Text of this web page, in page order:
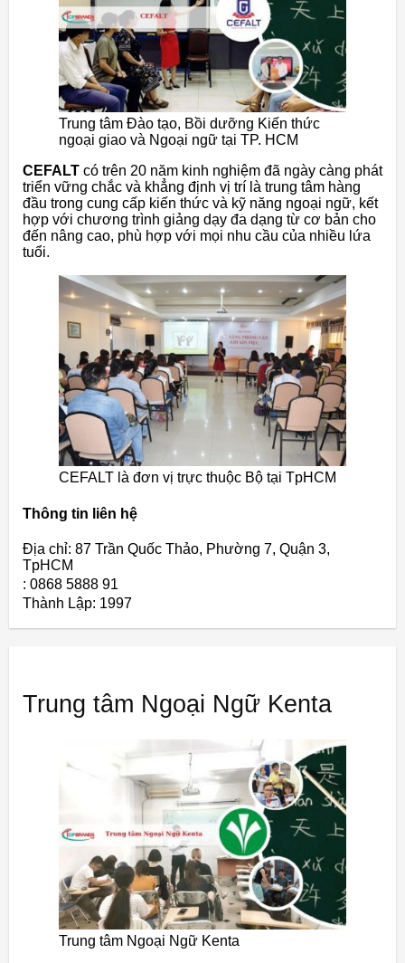
Trung tâm Đào tạo, Bồi dưỡng Kiến thức
ngoại giao và Ngoại ngữ tại TP. HCM
CEFALT có trên 20 năm kinh nghiệm đã ngày càng phát
triển vững chắc và khẳng định vị trí là trung tâm hàng
đầu trong cung cấp kiến thức và kỹ năng ngoại ngữ, kết
hợp với chương trình giảng dạy đa dạng từ cơ bản cho
đến nâng cao, phù hợp với mọi nhu cầu của nhiều lứa
tuổi.
CEFALT là đơn vị trực thuộc Bộ tại TpHCM
Thông tin liên hệ
Địa chỉ: 87 Trần Quốc Thảo, Phường 7, Quận 3,
TpHCM
: 0868 5888 91
Thành Lập: 1997
Trung tâm Ngoại Ngữ Kenta
Trung tâm Ngoại Ngữ Kenta